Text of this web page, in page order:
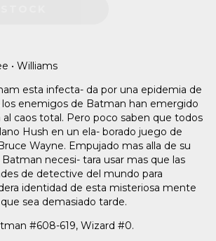
• Williams
esta infecta- da por una epidemia de
enemigos de Batman han emergido
al caos total. Pero poco saben que todos
Hush en un ela- borado juego de
Wayne. Empujado mas alla de su
necesi- tara usar mas que las
de detective del mundo para
identidad de esta misteriosa mente
sea demasiado tarde.
#608-619, Wizard #0.